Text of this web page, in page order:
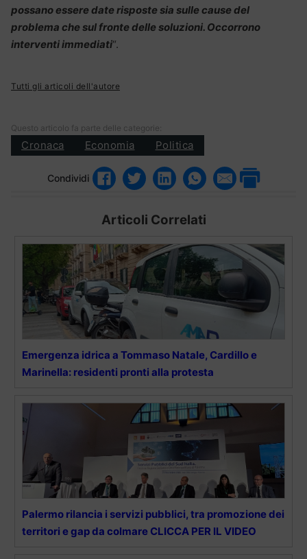
possano essere date risposte sia sulle cause del
problema che sul fronte delle soluzioni. Occorrono
interventi immediati“.
Tutti gli articoli dell'autore
Questo articolo fa parte delle categorie:
Cronaca Economia Politica
Condividi
Articoli Correlati
Emergenza idrica a Tommaso Natale, Cardillo e
Marinella: residenti pronti alla protesta
Palermo rilancia i servizi pubblici, tra promozione dei
territori e gap da colmare CLICCA PER IL VIDEO